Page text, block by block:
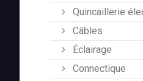
Quincaillerie
Câbles
Éclairage
Connectique